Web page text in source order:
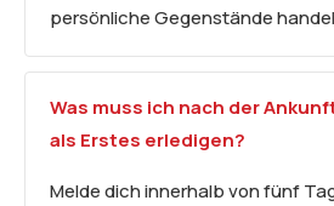
persönliche Gegenstände
Was muss ich nach der
als Erstes erledigen?
Melde dich innerhalb von fünf